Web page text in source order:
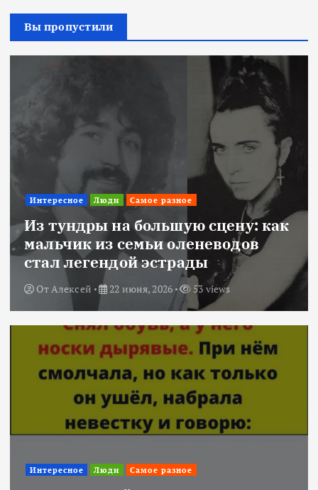
Вы пропустили
Интересное Люди Самое разное
Из тундры на большую сцену: как
мальчик из семьи оленеводов
стал легендой эстрады
От Алексей 22 июня, 2026 53 views
Интересное Люди Самое разное